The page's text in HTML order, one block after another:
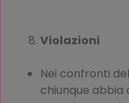
Violazioni
Nei confronti
chiunque